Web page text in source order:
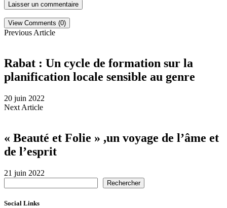
View Comments (0)
Previous Article
Rabat : Un cycle de formation sur la
planification locale sensible au genre
20 juin 2022
Next Article
« Beauté et Folie » ,un voyage de l’âme et
de l’esprit
21 juin 2022
Rechercher
Social Links